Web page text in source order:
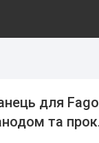
для
та